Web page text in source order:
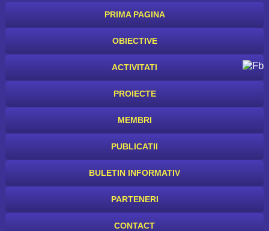
PRIMA PAGINA
OBIECTIVE
ACTIVITATI
PROIECTE
MEMBRI
PUBLICATII
BULETIN INFORMATIV
PARTENERI
CONTACT